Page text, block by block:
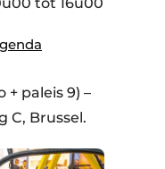
+ paleis 9) –
C, Brussel.